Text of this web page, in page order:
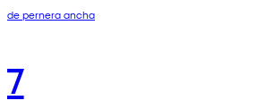
de pernera ancha
7